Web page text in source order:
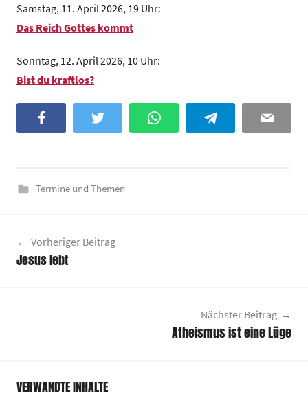
e
m
Samstag, 11. April 2026, 19 Uhr:
Das Reich Gottes kommt
Sonntag, 12. April 2026, 10 Uhr:
Bist du kraftlos?
Twitter WhatsApp Telegram Email
Termine und Themen
Vorheriger Beitrag
Jesus lebt
Nächster Beitrag
Atheismus ist eine Lüge
VERWANDTE INHALTE